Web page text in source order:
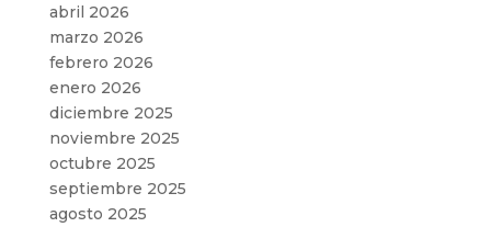
abril 2026
marzo 2026
febrero 2026
enero 2026
diciembre 2025
noviembre 2025
octubre 2025
septiembre 2025
agosto 2025